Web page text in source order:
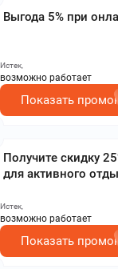
Выгода 5% при
Истек,
возможно работает
Показать
Получите скидку
для активного
Истек,
возможно работает
Показать